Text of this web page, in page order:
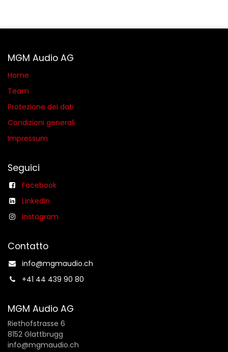
MGM Audio AG
Home
Team
Protezione dei dati
Condizioni generali​
Impressum
Seguici
Facebook
LinkedIn
Instagram
Contatto
info@mgmaudio.ch​
+41 44 439 90 80
MGM Audio AG
Riethofstrasse 6
8152 Glattbrugg
info@mgmaudio.ch